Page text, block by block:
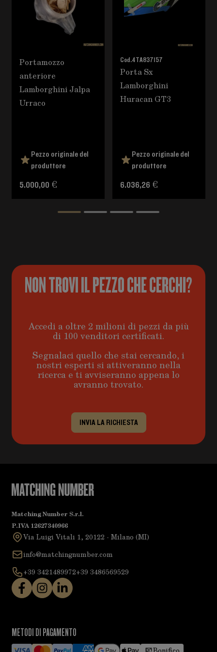
Portamozzo
anteriore
Lamborghini Jalpa
Urraco
Pezzo originale del
produttore
5.000,00 €
Cod.4TA837157
Porta Sx
Lamborghini
Huracan GT3
Pezzo originale del
produttore
6.036,26 €
NON TROVI IL PEZZO CHE CERCHI?
Accedi a oltre 2 milioni di pezzi da più
di 100 venditori certificati.
Segnalaci quello che stai cercando, i
nostri esperti si attiveranno nella
ricerca e ti avviseranno appena lo
avranno trovato.
INVIA LA RICHIESTA
Matching Number S.r.l.
P.IVA 12627340966
Via Luigi Vitali 1, 20122 - Milano (MI)
info@matchingnumber.com
+39 3421489972+39 3486569529
METODI DI PAGAMENTO